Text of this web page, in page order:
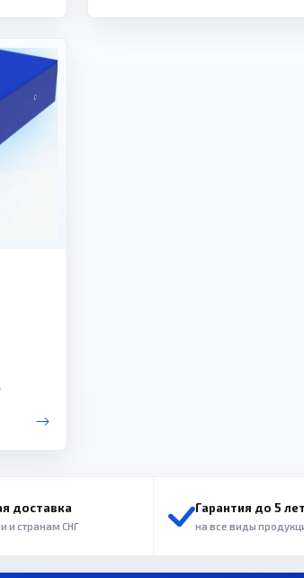
доставка
и странам СНГ
Гарантия до 5 лет
на все виды